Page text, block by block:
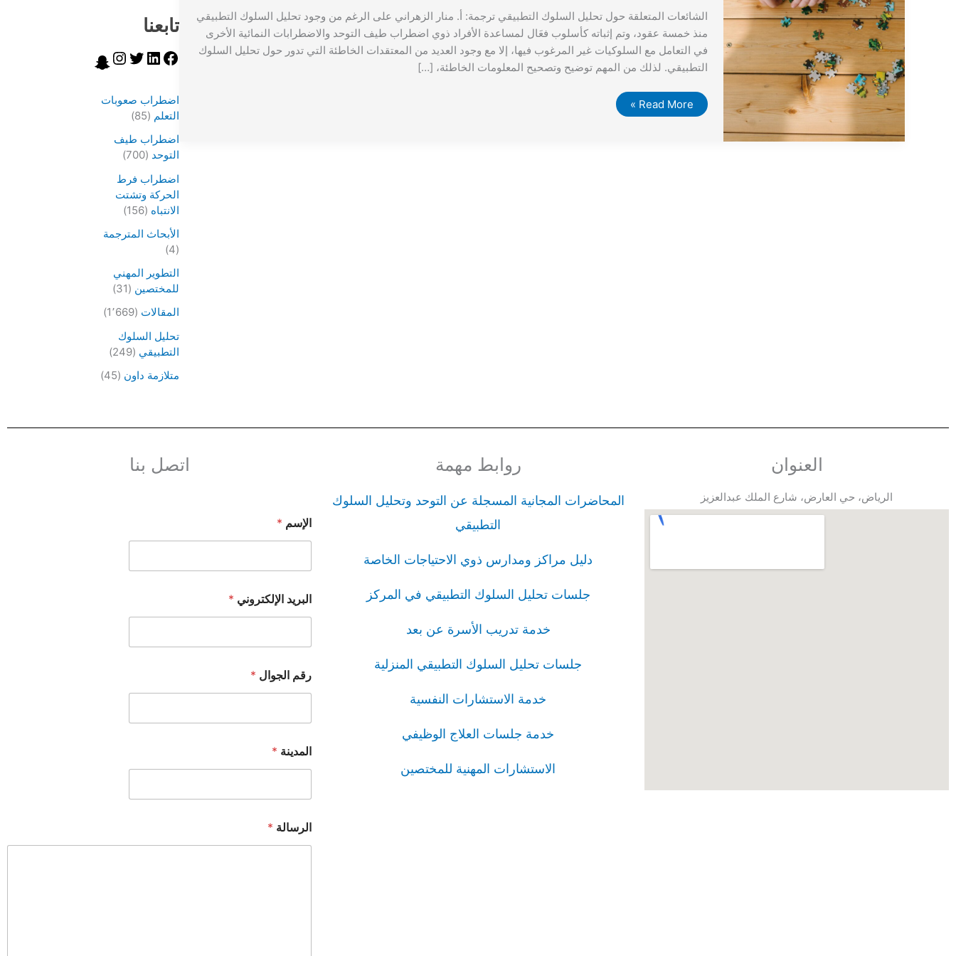
الشائعات المتعلقة حول تحليل السلوك التطبيقي ترجمة: أ. منار الزهراني على الرغم من وجود تحليل السلوك التطبيقي
منذ خمسة عقود، وتم إثباته كأسلوب فعَال لمساعدة الأفراد ذوي اضطراب طيف التوحد والاضطرابات النمائية الأخرى
في التعامل مع السلوكيات غير المرغوب فيها، إلا مع وجود العديد من المعتقدات الخاطئة التي تدور حول تحليل السلوك
التطبيقي. لذلك من المهم توضيح وتصحيح المعلومات الخاطئة، […]
Read More »
تابعنا
اضطراب صعوبات
التعلم (85)
اضطراب طيف
التوحد (700)
اضطراب فرط
الحركة وتشتت
الانتباه (156)
الأبحاث المترجمة
(4)
التطوير المهني
للمختصين (31)
المقالات (1٬669)
تحليل السلوك
التطبيقي (249)
متلازمة داون (45)
العنوان
الرياض، حي العارض، شارع الملك عبدالعزيز
روابط مهمة
المحاضرات المجانية المسجلة عن التوحد وتحليل السلوك
التطبيقي
دليل مراكز ومدارس ذوي الاحتياجات الخاصة
جلسات تحليل السلوك التطبيقي في المركز
خدمة تدريب الأسرة عن بعد
جلسات تحليل السلوك التطبيقي المنزلية
خدمة الاستشارات النفسية
خدمة جلسات العلاج الوظيفي
الاستشارات المهنية للمختصين
اتصل بنا
الإسم *
البريد الإلكتروني *
رقم الجوال *
المدينة *
الرسالة *